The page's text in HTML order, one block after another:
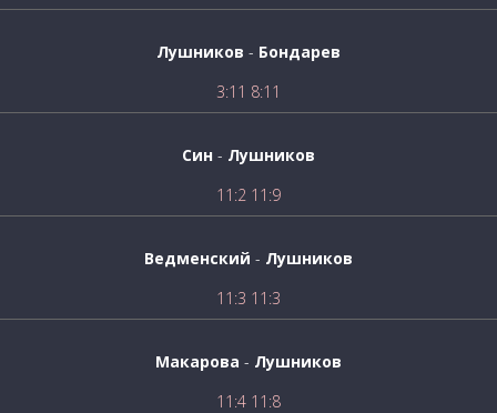
Лушников - Бондарев
3:11 8:11
Син - Лушников
11:2 11:9
Ведменский - Лушников
11:3 11:3
Макарова - Лушников
11:4 11:8